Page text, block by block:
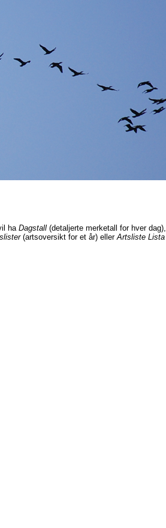
ha Dagstall (detaljerte merketall for hver dag),
(artsoversikt for et år) ellerArtsliste Lista